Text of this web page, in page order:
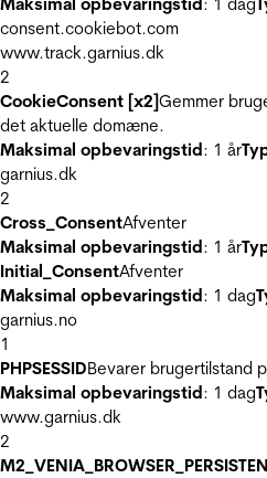
consent.cookiebot.com
www.track.garnius.dk
2
CookieConsent [x2]Gemmer
det aktuelle domæne.
Maksimal opbevaringstid: 1 år
garnius.dk
2
Cross_ConsentAfventer
Maksimal opbevaringstid: 1 år
Initial_ConsentAfventer
Maksimal opbevaringstid: 1 dag
garnius.no
1
PHPSESSIDBevarer brugertilstand
Maksimal opbevaringstid: 1 dag
www.garnius.dk
2